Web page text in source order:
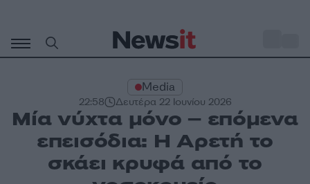
περιεχόμενο
Media
22:58 Δευτέρα 22 Ιουνίου 2026
Μία νύχτα μόνο – επόμενα
επεισόδια: Η Αρετή το
σκάει κρυφά από το